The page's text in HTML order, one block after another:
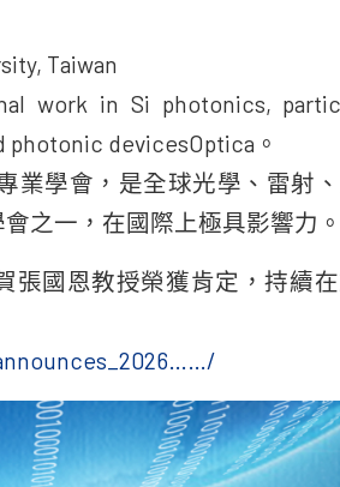
Taiwan
work in Si photonics,
photonic devicesOptica。
業學會，是全球光學、雷射
之一，在國際上極具影響力。
國恩教授榮獲肯定，持續